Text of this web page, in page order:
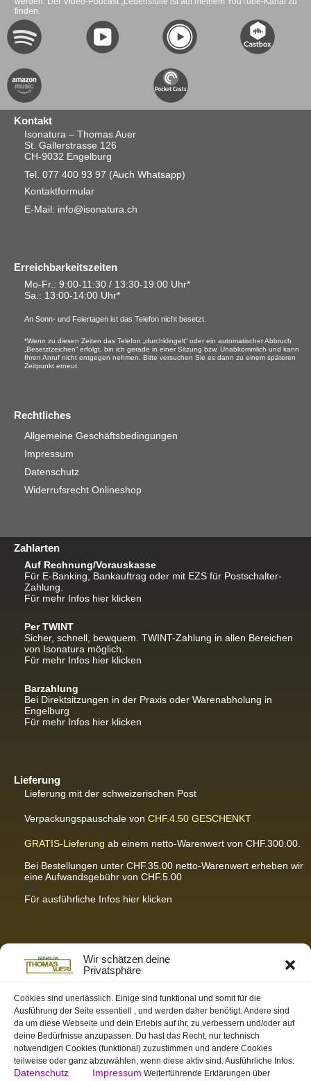
Wir schätzen deine
Privatsphäre
Cookies sind unerlässlich. Einige sind funktional und somit für die
Ausführung der Seite essentiell , und werden daher benötigt. Andere sind
da um diese Webseite und dein Erlebis auf ihr, zu verbessern und/oder auf
deine Bedürfnisse anzupassen. Du hast das Recht, nur technisch
notwendigen Cookies (funktional) zuzustimmen und andere Cookies
teilweise oder ganz abzuwählen, wenn diese aktiv sind. Ausführliche Infos:
Datenschutz Impressum Weiterführende Erklärungen über
finden.
Kontakt
Isonatura – Thomas Auer
St. Gallerstrasse 126
CH-9032 Engelburg
Tel. 077 400 93 97 (Auch Whatsapp)
Kontaktformular
E-Mail: info@isonatura.ch
Erreichbarkeitszeiten
Mo-Fr.: 9:00-11:30 / 13:30-19:00 Uhr*
Sa. : 13:00-14:00 Uhr*
An Sonn- und Feiertagen ist das Telefon nicht besetzt.
*Wenn zu diesen Zeiten das Telefon „durchklingelt“ oder ein automatischer Abbruch
„Besetztzeichen“ erfolgt, bin ich gerade in einer Sitzung bzw. Unabkömmlich und kann
Ihren Anruf nicht entgegen nehmen. Bitte versuchen Sie es dann zu einem späteren
Zeitpunkt erneut.
Rechtliches
Allgemeine Geschäftsbedingungen
Impressum
Datenschutz
Widerrufsrecht Onlineshop
Zahlarten
Auf Rechnung/Vorauskasse
Für E-Banking, Bankauftrag oder mit EZS für Postschalter-
Zahlung.
Für mehr Infos hier klicken
Per TWINT
Sicher, schnell, bewquem. TWINT-Zahlung in allen Bereichen
von Isonatura möglich.
Für mehr Infos hier klicken
Barzahlung
Bei Direktsitzungen in der Praxis oder Warenabholung in
Engelburg
Für mehr Infos hier klicken
Lieferung
Lieferung mit der schweizerischen Post
Verpackungspauschale von CHF.4.50 GESCHENKT
GRATIS-Lieferung ab einem netto-Warenwert von CHF.300.00.
Bei Bestellungen unter CHF.35.00 netto-Warenwert erheben wir
eine Aufwandsgebühr von CHF.5.00
<br
Für ausführliche Infos hier klicken
Partnerseiten / Empfehlungen
K-Wellness – Karin Meier
S&S Informatik GmbH
Ihr Partner für zukunftsorientierte Informatik
Swiss-skymodel
opens your eyes